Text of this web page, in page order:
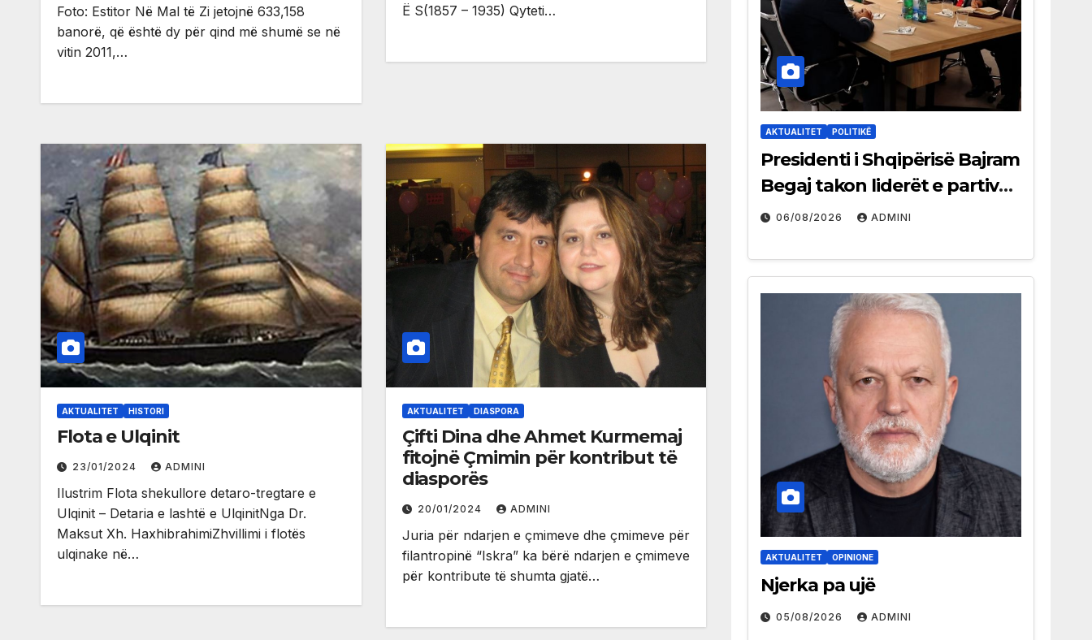
Foto: Estitor Në Mal të Zi jetojnë 633,158
banorë, që është dy për qind më shumë se në
vitin 2011,…
Ë S(1857 – 1935) Qyteti…
AKTUALITET HISTORI
Flota e Ulqinit
23/01/2024 ADMINI
Ilustrim Flota shekullore detaro-tregtare e
Ulqinit – Detaria e lashtë e UlqinitNga Dr.
Maksut Xh. HaxhibrahimiZhvillimi i flotës
ulqinake në…
AKTUALITET DIASPORA
Çifti Dina dhe Ahmet Kurmemaj
fitojnë Çmimin për kontribut të
diasporës
20/01/2024 ADMINI
Juria për ndarjen e çmimeve dhe çmimeve për
filantropinë “Iskra” ka bërë ndarjen e çmimeve
për kontribute të shumta gjatë…
AKTUALITET POLITIKË
Presidenti i Shqipërisë Bajram
Begaj takon liderët e partive
shqiptare në Ulqin
06/08/2026 ADMINI
AKTUALITET OPINIONE
Njerka pa ujë
05/08/2026 ADMINI